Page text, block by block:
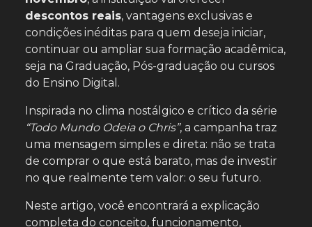
descontos reais, vantagens exclusivas e
condições inéditas para quem deseja iniciar,
continuar ou ampliar sua formação acadêmica,
seja na Graduação, Pós-graduação ou cursos
do Ensino Digital.
Inspirada no clima nostálgico e crítico da série
“Todo Mundo Odeia o Chris”, a campanha traz
uma mensagem simples e direta: não se trata
de comprar o que está barato, mas de investir
no que realmente tem valor: o seu futuro.
Neste artigo, você encontrará a explicação
completa do conceito, funcionamento,